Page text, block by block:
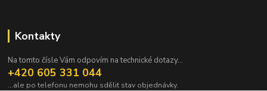
Kontakty
Na tomto čísle Vám odpovím na technické dotazy...
+420 605 331 044
...ale po telefonu nemohu sdělit stav objednávky.